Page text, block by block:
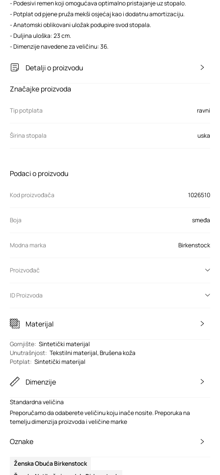
- Podesivi remen koji omogućava optimalno pristajanje uz stopalo.
- Potplat od pjene pruža mekši osjećaj kao i dodatnu amortizaciju.
- Anatomski oblikovani uložak podupire svod stopala.
- Duljina uloška: 23 cm.
- Dimenzije navedene za veličinu: 36.
Detalji o proizvodu
Značajke proizvoda
Tip potplata ravni
Širina stopala uska
Podaci o proizvodu
Kod proizvođača 1026510
Boja smeđa
Modna marka Birkenstock
Proizvođač
ID Proizvoda
Materijal
Gornjište: Sintetički materijal
Unutrašnjost: Tekstilni materijal, Brušena koža
Potplat: Sintetički materijal
Dimenzije
Standardna veličina
Preporučamo da odaberete veličinu koju inače nosite. Preporuka na
temelju dimenzija proizvoda i veličine marke
Oznake
Ženska Obuća Birkenstock